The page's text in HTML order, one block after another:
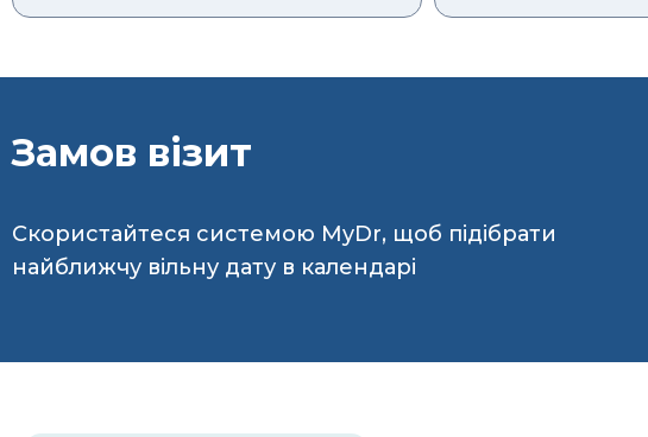
Замов візит
Скористайтеся системою MyDr, щоб підібрати
найближчу вільну дату в календарі